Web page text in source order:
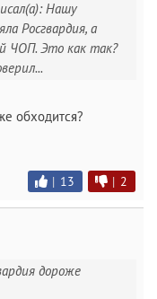
Нашу
Росгвардия, а
ЧОП. Это как так?
обходится?
| 13 | 2
дороже